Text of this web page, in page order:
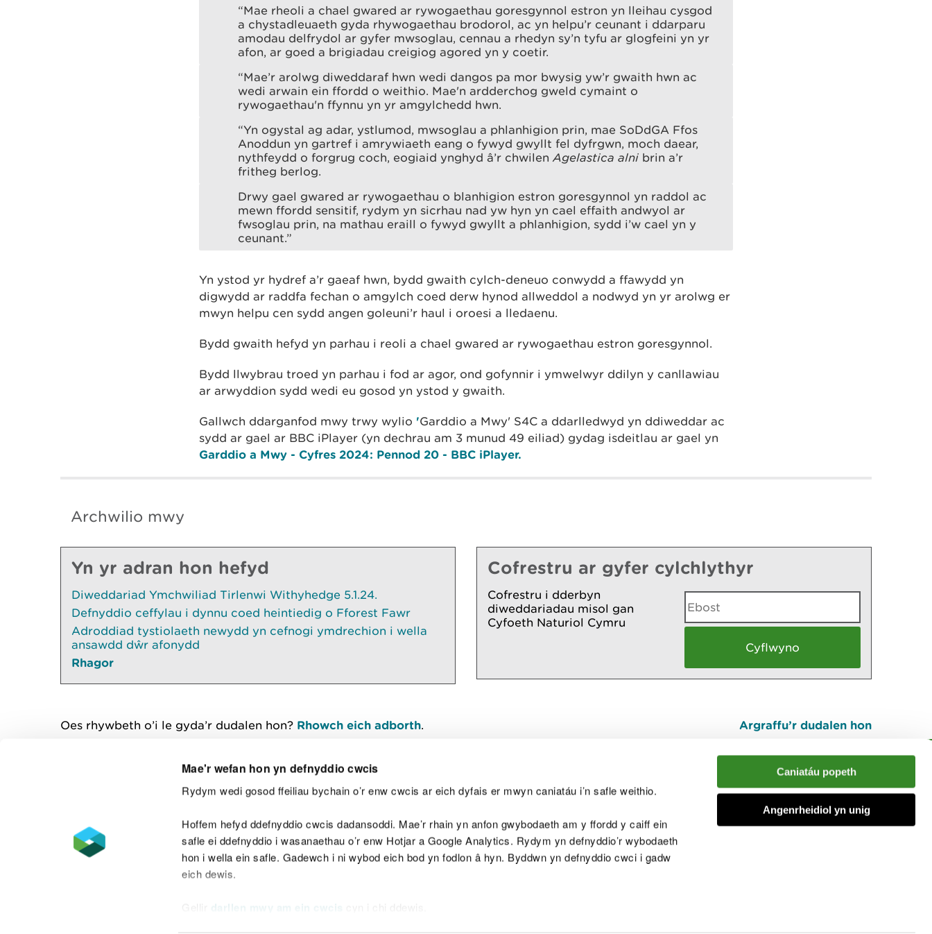
Mae'r wefan hon yn defnyddio cwcis
Rydym wedi gosod ffeiliau bychain o’r enw cwcis ar eich dyfais er mwyn caniatáu i’n safle weithio.
Hoffem hefyd ddefnyddio cwcis dadansoddi. Mae’r rhain yn anfon gwybodaeth am y ffordd y caiff ein
safle ei ddefnyddio i wasanaethau o’r enw Hotjar a Google Analytics. Rydym yn defnyddio’r wybodaeth
hon i wella ein safle. Gadewch i ni wybod eich bod yn fodlon â hyn. Byddwn yn defnyddio cwci i gadw
eich dewis.
darllen mwy am ein cwcis
Caniatáu popeth
Angenrheidiol yn unig
“Mae rheoli a chael gwared ar rywogaethau goresgynnol estron yn lleihau cysgod
a chystadleuaeth gyda rhywogaethau brodorol, ac yn helpu’r ceunant i ddarparu
amodau delfrydol ar gyfer mwsoglau, cennau a rhedyn sy’n tyfu ar glogfeini yn yr
afon, ar goed a brigiadau creigiog agored yn y coetir.
“Mae’r arolwg diweddaraf hwn wedi dangos pa mor bwysig yw’r gwaith hwn ac
wedi arwain ein ffordd o weithio. Mae'n ardderchog gweld cymaint o
rywogaethau'n ffynnu yn yr amgylchedd hwn.
“Yn ogystal ag adar, ystlumod, mwsoglau a phlanhigion prin, mae SoDdGA Ffos
Anoddun yn gartref i amrywiaeth eang o fywyd gwyllt fel dyfrgwn, moch daear,
nythfeydd o forgrug coch, eogiaid ynghyd â’r chwilen Agelastica alni brin a’r
fritheg berlog.
Drwy gael gwared ar rywogaethau o blanhigion estron goresgynnol yn raddol ac
mewn ffordd sensitif, rydym yn sicrhau nad yw hyn yn cael effaith andwyol ar
fwsoglau prin, na mathau eraill o fywyd gwyllt a phlanhigion, sydd i’w cael yn y
ceunant.”
Yn ystod yr hydref a’r gaeaf hwn, bydd gwaith cylch-deneuo conwydd a ffawydd yn
digwydd ar raddfa fechan o amgylch coed derw hynod allweddol a nodwyd yn yr arolwg er
mwyn helpu cen sydd angen goleuni’r haul i oroesi a lledaenu.
Bydd gwaith hefyd yn parhau i reoli a chael gwared ar rywogaethau estron goresgynnol.
Bydd llwybrau troed yn parhau i fod ar agor, ond gofynnir i ymwelwyr ddilyn y canllawiau
ar arwyddion sydd wedi eu gosod yn ystod y gwaith.
Gallwch ddarganfod mwy trwy wylio 'Garddio a Mwy' S4C a ddarlledwyd yn ddiweddar ac
sydd ar gael ar BBC iPlayer (yn dechrau am 3 munud 49 eiliad) gydag isdeitlau ar gael yn
Garddio a Mwy - Cyfres 2024: Pennod 20 - BBC iPlayer.
Archwilio mwy
Yn yr adran hon hefyd
Diweddariad Ymchwiliad Tirlenwi Withyhedge 5.1.24.
Defnyddio ceffylau i dynnu coed heintiedig o Fforest Fawr
Adroddiad tystiolaeth newydd yn cefnogi ymdrechion i wella
ansawdd dŵr afonydd
Rhagor
Cofrestru ar gyfer cylchlythyr
Cofrestru i dderbyn
diweddariadau misol gan
Cyfoeth Naturiol Cymru
Oes rhywbeth o’i le gyda’r dudalen hon? Rhowch eich adborth. Argraffu’r dudalen hon
I fyny
Datganiad hygyrchedd Safonau'r Gymraeg
Datganiad caethwasiaeth fodern